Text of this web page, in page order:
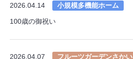
2026.04.14 小規模多機能ホーム
100歳の御祝い
2026.04.07 フルーツガーデンさかい